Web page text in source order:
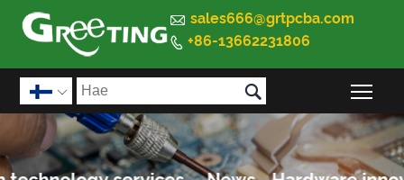
 sales666@grtpcba.com
 +86-13662231806
 